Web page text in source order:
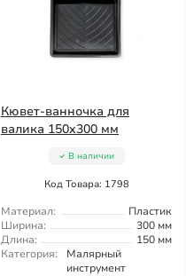
Кювет-ванночка для
валика 150x300 мм
В наличии
Код Товара: 1798
Материал:
Пластик
Ширина:
300 мм
Длина:
150 мм
Категория:
Малярный
инструмент